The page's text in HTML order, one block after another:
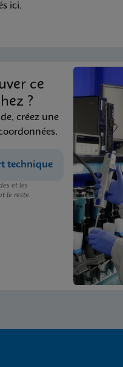
ici.
ce
?
créez une
technique
et les
le reste.